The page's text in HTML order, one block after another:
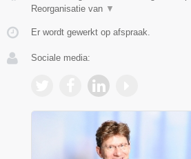
Reorganisatie van ▼
Er wordt gewerkt op afspraak.
Sociale media: